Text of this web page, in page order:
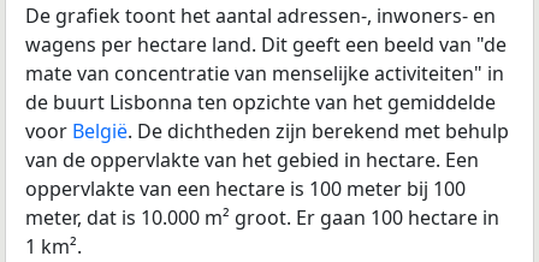
De grafiek toont het aantal adressen-, inwoners- en
wagens per hectare land. Dit geeft een beeld van "de
mate van concentratie van menselijke activiteiten" in
de buurt Lisbonna ten opzichte van het gemiddelde
voor België. De dichtheden zijn berekend met behulp
van de oppervlakte van het gebied in hectare. Een
oppervlakte van een hectare is 100 meter bij 100
meter, dat is 10.000 m² groot. Er gaan 100 hectare in
1 km².